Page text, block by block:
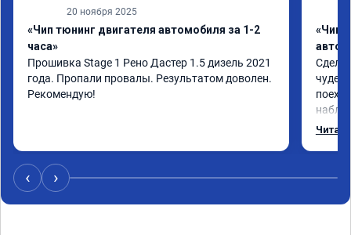
20 ноября 2025
«Чип тюнинг двигателя автомобиля за 1-2
часа»
Прошивка Stage 1 Рено Дастер 1.5 дизель 2021
года. Пропали провалы. Результатом доволен.
Рекомендую!
«Чип
‹ ›